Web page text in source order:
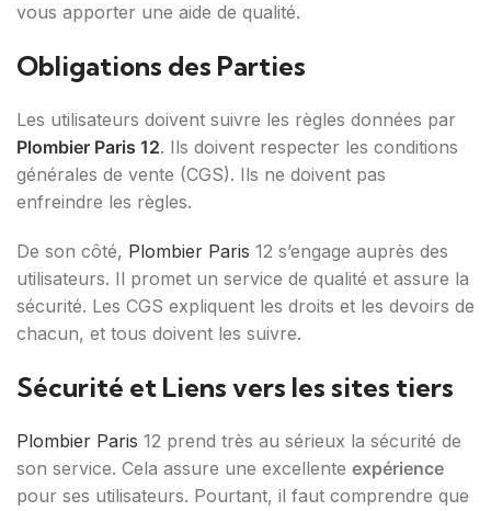
vous apporter une aide de qualité.
Obligations des Parties
Les utilisateurs doivent suivre les règles données par
Plombier Paris 12. Ils doivent respecter les conditions
générales de vente (CGS). Ils ne doivent pas
enfreindre les règles.
De son côté, Plombier Paris 12 s’engage auprès des
utilisateurs. Il promet un service de qualité et assure la
sécurité. Les CGS expliquent les droits et les devoirs de
chacun, et tous doivent les suivre.
Sécurité et Liens vers les sites tiers
Plombier Paris 12 prend très au sérieux la sécurité de
son service. Cela assure une excellente expérience
pour ses utilisateurs. Pourtant, il faut comprendre que